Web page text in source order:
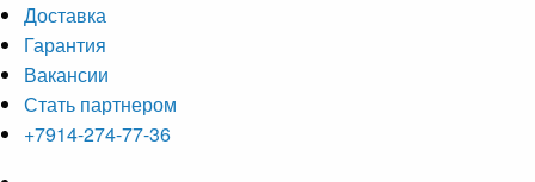
Доставка
Гарантия
Вакансии
Стать партнером
+7914-274-77-36